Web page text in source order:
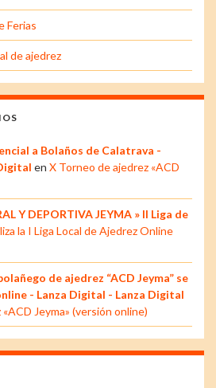
Ferias
de ajedrez
a Bolaños de Calatrava -
en X Torneo de ajedrez «ACD
Y DEPORTIVA JEYMA » II Liga de
la I Liga Local de Ajedrez Online
de ajedrez “ACD Jeyma” se
- Lanza Digital - Lanza Digital
Jeyma» (versión online)